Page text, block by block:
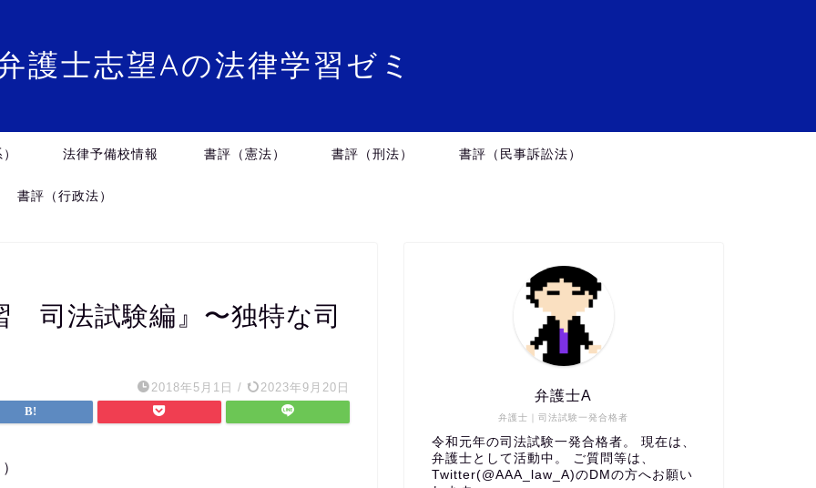
護士志望Aの法律学習ゼミ
法律予備校情報 書評（憲法） 書評（刑法） 書評（民事訴訟法）
書評（行政法）
司法試験編』〜独特な司
2018年5月1日 / 2023年9月20日
弁護士｜司法試験一発合格者
弁護士A
令和元年の司法試験一発合格者。 現在は、
弁護士として活動中。 ご質問等は、
Twitter(@AAA_law_A)のDMの方へお願い